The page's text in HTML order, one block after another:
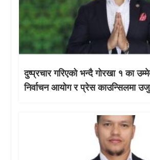
दुष्प्रचार गरिएको भन्दै गोरखा १ का
निर्वाचन आयोग र प्रेस काउन्सिलमा